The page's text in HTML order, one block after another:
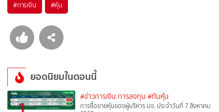
#การเงิน #หุ้น
ยอดนิยมในตอนนี้
#ข่าวการเงิน การลงทุน #ทันหุ้น
การซื้อขายหุ้นของผู้บริหาร บจ. ประจำวันที่ 7 สิงหาคม